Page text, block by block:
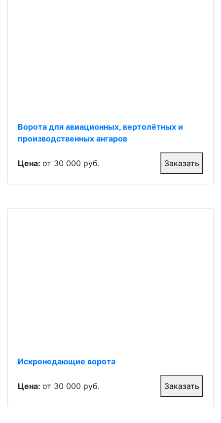
Ворота для авиационных, вертолётных и
производственных ангаров
Цена: от 30 000 руб. Заказать
Искронедающие ворота
Цена: от 30 000 руб. Заказать